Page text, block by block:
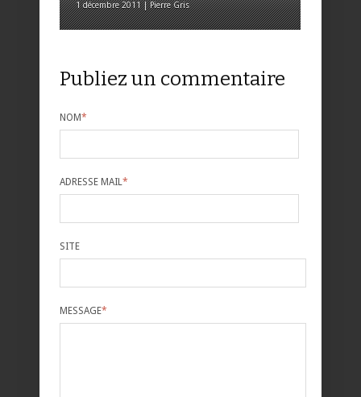
1 décembre 2011 | Pierre Gris
Publiez un commentaire
NOM*
ADRESSE MAIL*
SITE
MESSAGE*